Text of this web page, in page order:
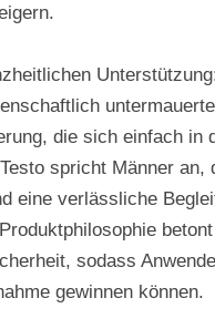
untermauerte
die sich einfach in
spricht Männer an,
eine verlässliche
betont
sodass
gewinnen können.